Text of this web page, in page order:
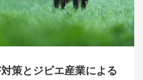
策とジビエ産業による